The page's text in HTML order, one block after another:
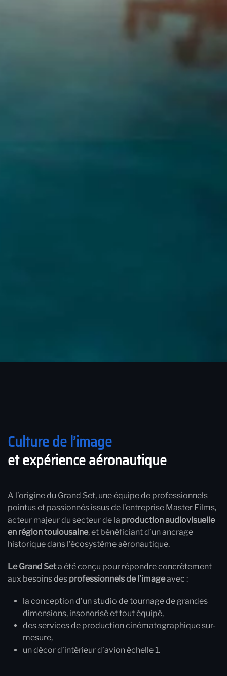
Culture de l’image
et expérience aéronautique
A l’origine du Grand Set, une équipe de professionnels
pointus et passionnés issus de l’entreprise Master Films,
acteur majeur du secteur de la production audiovisuelle
en région toulousaine, et bénéficiant d’un ancrage
historique dans l’écosystème aéronautique.
Le Grand Seta été conçu pour répondre concrètement
aux besoins des professionnels de l’imageavec :
la conception d’un studio de tournage de grandes
dimensions, insonorisé et tout équipé,
des services de production cinématographique sur-
mesure,
un décor d’intérieur d’avion échelle 1.